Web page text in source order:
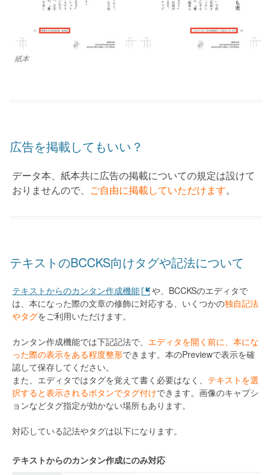
紙本
広告を掲載してもいい？
データ本、紙本共に広告の掲載についての規定は設けて
おりませんので、 ご自由に掲載していただけます。
テキストのBCCKS向けタグや記法について
テキストからのカンタン作成機能
や、BCCKSのエディタで
は、本になった際の文章の修飾に対応する、いくつかの独自記法
やタグをご利用いただけます。
カンタン作成機能では下記記法で、 エディタを開く前に、本にな
った際の表示をある程度整形できます。本のPreviewで表示を確
認して保存してください。
また、エディタではタグを覚えて書く必要はなく、 テキストを選
択すると表示されるボタンでタグ付けできます。画像のキャプシ
ョンなどタグ指定が効かない場所もあります。
対応している記法やタグは以下になります。
テキストからのカンタン作成にのみ対応